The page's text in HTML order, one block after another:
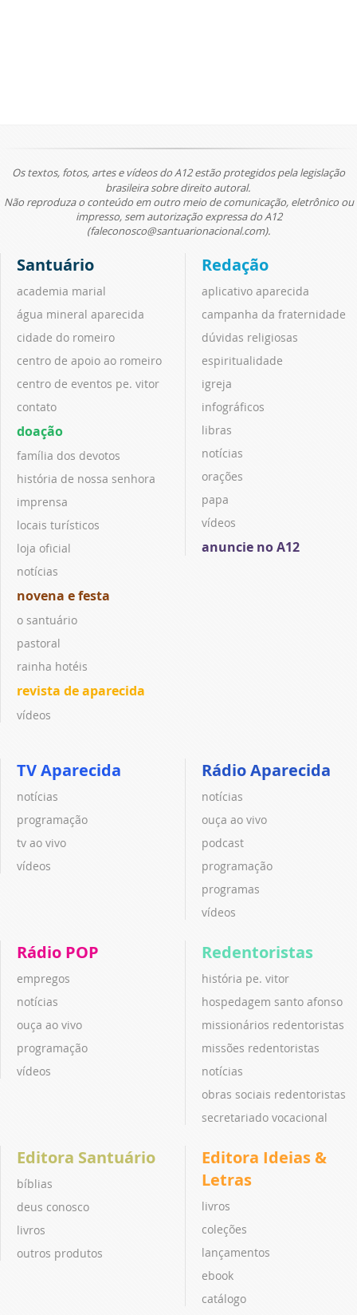
Os textos, fotos, artes e vídeos do A12 estão protegidos pela legislação
brasileira sobre direito autoral.
Não reproduza o conteúdo em outro meio de comunicação, eletrônico ou
impresso, sem autorização expressa do A12
(faleconosco@santuarionacional.com).
Santuário
academia marial
água mineral aparecida
cidade do romeiro
centro de apoio ao romeiro
centro de eventos pe. vitor
contato
doação
família dos devotos
história de nossa senhora
imprensa
locais turísticos
loja oficial
notícias
novena e festa
o santuário
pastoral
rainha hotéis
revista de aparecida
vídeos
Redação
aplicativo aparecida
campanha da fraternidade
dúvidas religiosas
espiritualidade
igreja
infográficos
libras
notícias
orações
papa
vídeos
anuncie no A12
TV Aparecida
notícias
programação
tv ao vivo
vídeos
Rádio Aparecida
notícias
ouça ao vivo
podcast
programação
programas
vídeos
Rádio POP
empregos
notícias
ouça ao vivo
programação
vídeos
Redentoristas
história pe. vitor
hospedagem santo afonso
missionários redentoristas
missões redentoristas
notícias
obras sociais redentoristas
secretariado vocacional
Editora Santuário
bíblias
deus conosco
livros
outros produtos
Editora Ideias &
Letras
livros
coleções
lançamentos
ebook
catálogo